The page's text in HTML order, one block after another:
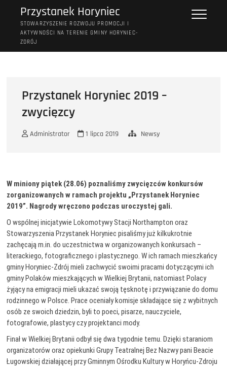
Przystanek Horyniec
STOWARZYSZENIE ROZWOJU PROMOCJI I
AKTYWNOŚCI NA TERENIE GMINY HORYNIEC-
ZDRÓJ
Przystanek Horyniec 2019 –
zwycięzcy
Administrator 1 lipca 2019 Newsy
W miniony piątek (28.06) poznaliśmy zwycięzców konkursów
zorganizowanych w ramach projektu „Przystanek Horyniec
2019”. Nagrody wręczono podczas uroczystej gali.
O wspólnej inicjatywie Lokomotywy Stacji Northampton oraz
Stowarzyszenia Przystanek Horyniec pisaliśmy już kilkukrotnie
zachęcają m.in. do uczestnictwa w organizowanych konkursach –
literackiego, fotograficznego i plastycznego. W ich ramach mieszkańcy
gminy Horyniec-Zdrój mieli zachwycić swoimi pracami dotyczącymi ich
gminy Polaków mieszkających w Wielkiej Brytanii, natomiast Polacy
żyjący na emigracji mieli ukazać swoją tęsknotę i przywiązanie do domu
rodzinnego w Polsce. Prace oceniały komisje składające się z wybitnych
osób ze swoich dziedzin, byli to poeci, pisarze, nauczyciele,
fotografowie, plastycy czy projektanci mody.
Finał w Wielkiej Brytanii odbył się dwa tygodnie temu. Dzięki staraniom
organizatorów oraz opiekunki Grupy Teatralnej Bez Nazwy pani Beacie
Ługowskiej działającej przy Gminnym Ośrodku Kultury w Horyńcu-Zdroju